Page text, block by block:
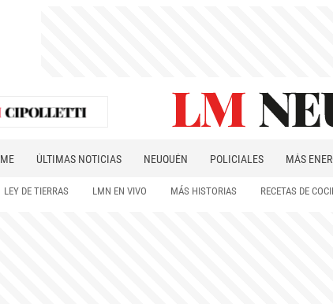
ÚLTIMAS NOTICIAS NEUQUÉN POLICIALES MÁS
LEY DE TIERRAS LMN EN VIVO MÁS HISTORIAS RECETAS DE